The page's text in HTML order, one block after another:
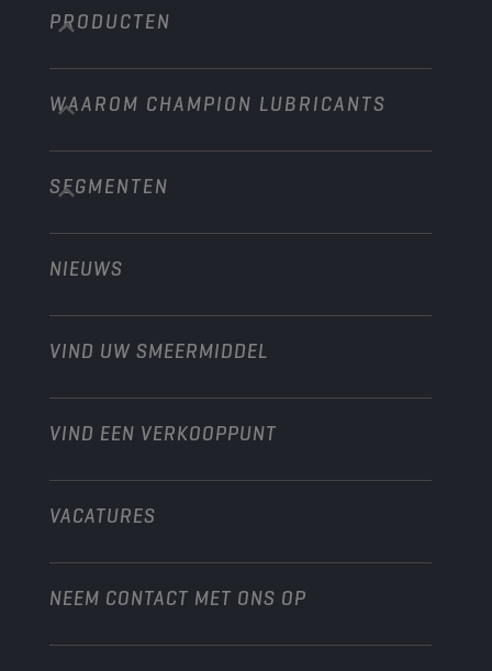
PRODUCTEN
Personenwagens
Bussen & Vrachtwagens
Bouw en mijnbouw
Moto’s & ATV
Industrie
Scheepvaart
WAAROM CHAMPION LUBRICANTS
Over ons
Technology
Ontdek onze motorsportpartners
SEGMENTEN
Personenwagens
Motorfiets
Heavy-Duty
NIEUWS
VIND UW SMEERMIDDEL
VIND EEN VERKOOPPUNT
VACATURES
NEEM CONTACT MET ONS OP